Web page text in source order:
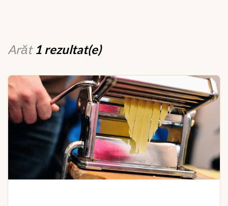
Arăt 1 rezultat(e)